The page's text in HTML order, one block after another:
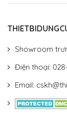
Showroom
Điện thoại:
Email: